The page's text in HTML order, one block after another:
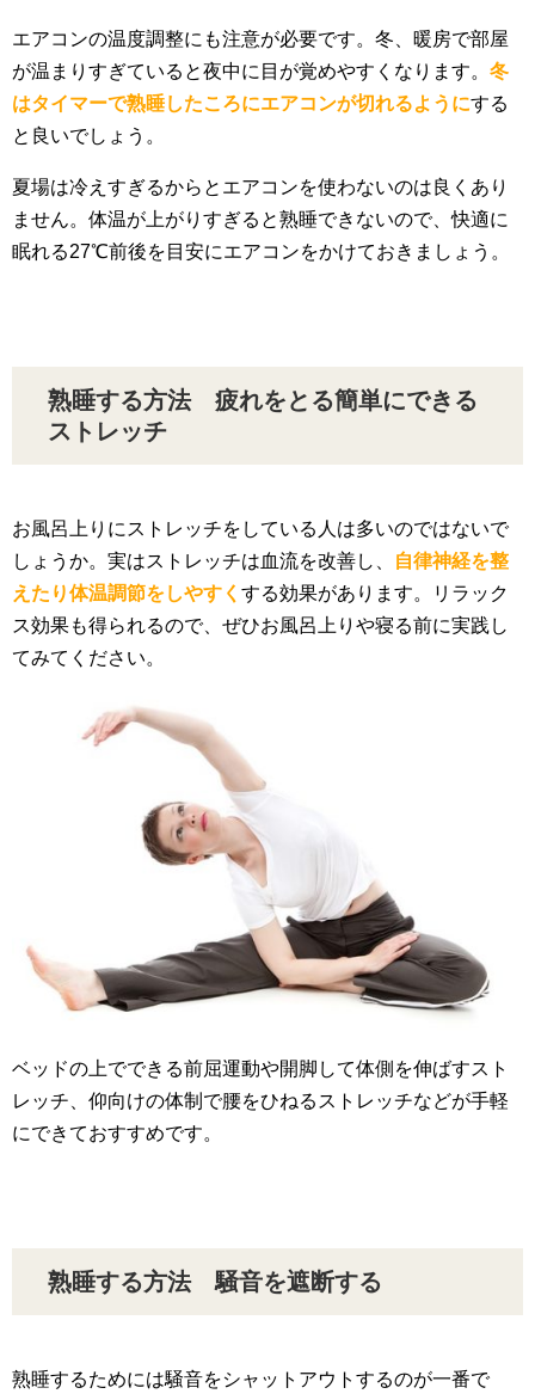
エアコンの温度調整にも注意が必要です。冬、暖房で部屋
が温まりすぎていると夜中に目が覚めやすくなります。 冬
はタイマーで熟睡したころにエアコンが切れるようにする
と良いでしょう。
夏場は冷えすぎるからとエアコンを使わないのは良くあり
ません。体温が上がりすぎると熟睡できないので、快適に
眠れる27℃前後を目安にエアコンをかけておきましょう。
熟睡する方法 疲れをとる簡単にできる
ストレッチ
お風呂上りにストレッチをしている人は多いのではないで
しょうか。実はストレッチは血流を改善し、
自律神経を整
えたり体温調節をしやすく する効果があります。リラック
ス効果も得られるので、ぜひお風呂上りや寝る前に実践し
てみてください。
ベッドの上でできる前屈運動や開脚して体側を伸ばすスト
レッチ、仰向けの体制で腰をひねるストレッチなどが手軽
にできておすすめです。
熟睡する方法 騒音を遮断する
熟睡するためには騒音をシャットアウトするのが一番で